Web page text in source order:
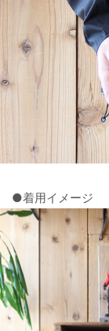
●着用イメージ